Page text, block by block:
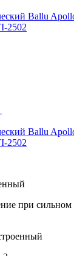
Ballu
2502
Ballu
2502
при сильном